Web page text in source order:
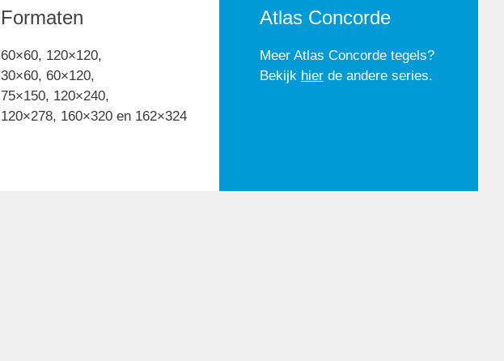
Formaten
60×60, 120×120,
30×60, 60×120,
75×150, 120×240,
120×278, 160×320 en 162×324
Atlas Concorde
Meer Atlas Concorde tegels?
Bekijk hier de andere series.